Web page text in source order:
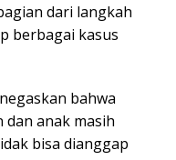
dari langkah
berbagai kasus
bahwa
anak masih
bisa dianggap